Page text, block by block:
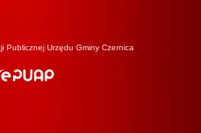
Publicznej Urzędu Gminy Czernica